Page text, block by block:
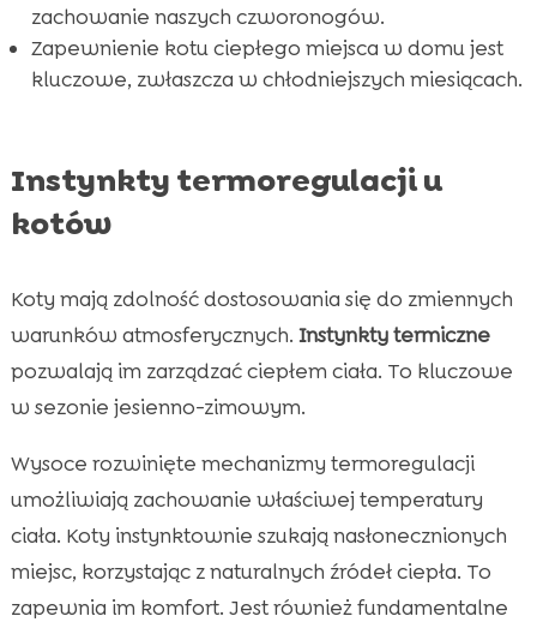
zachowanie naszych czworonogów.
Zapewnienie kotu ciepłego miejsca w domu jest
kluczowe, zwłaszcza w chłodniejszych miesiącach.
Instynkty termoregulacji u
kotów
Koty mają zdolność dostosowania się do zmiennych
warunków atmosferycznych. Instynkty termiczne
pozwalają im zarządzać ciepłem ciała. To kluczowe
w sezonie jesienno-zimowym.
Wysoce rozwinięte mechanizmy termoregulacji
umożliwiają zachowanie właściwej temperatury
ciała. Koty instynktownie szukają nasłonecznionych
miejsc, korzystając z naturalnych źródeł ciepła. To
zapewnia im komfort. Jest również fundamentalne